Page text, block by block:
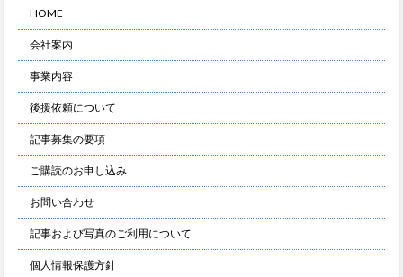
HOME
会社案内
事業内容
後援依頼について
記事募集の要項
ご購読のお申し込み
お問い合わせ
記事および写真のご利用について
個人情報保護方針